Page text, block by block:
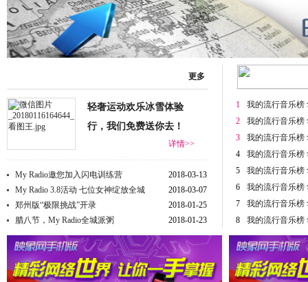
更多
轻奢运动欢乐冰雪体验
行，我们免费送你去！
详情>>
My Radio邀您加入闪电训练营
2018-03-13
My Radio 3.8活动 七位女神绽放全城
2018-03-07
郑州版“极限挑战”开录
2018-01-25
腊八节，My Radio全城派粥
2018-01-23
1
我的流行音乐榜
2
我的流行音乐榜
3
我的流行音乐榜
4
我的流行音乐榜
5
我的流行音乐榜
6
我的流行音乐榜
7
我的流行音乐榜
8
我的流行音乐榜